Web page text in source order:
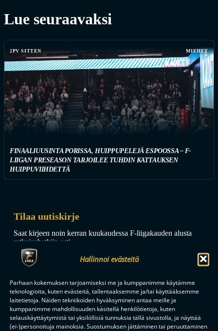
Hallinnoi evästeitä
Parhaan kokemuksen tarjoamiseksi me ja kumppanimme käytämme
teknologioita, kuten evästeitä, tallentaaksemme ja/tai käyttääksemme
laitetietoja. Näiden tekniikoiden hyväksyminen antaa meille ja
kumppanimme mahdollisuuden käsitellä henkilötietoja, kuten
selauskäyttäytymistä tai yksilöllisiä tunnuksia tällä sivustolla, ja näyttää
(ei-)personoituja mainoksia. Suostumuksen jättäminen tai peruuttaminen
Lue seuraavaksi
2PV SITTEN MIEHET
FINAALIUUSINTA PORISSA, HUIPPUPELEJÄ ESPOOSSA – F-
LIIGAN PRESEASON TARJOILEE TUHDIN KATTAUKSEN
HUIPPUVIIHDETTÄ
Tilaa uutiskirje
Saat kirjeen noin kerran kuukaudessa F-liigakauden alusta
ratkaisuhetkiin asti.
TILAA